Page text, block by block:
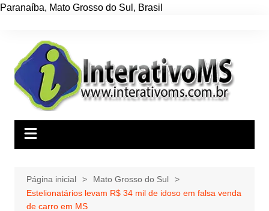
Paranaíba, Mato Grosso do Sul , Brasil
conteúdo
Página inicial
Mato Grosso do Sul
Estelionatários levam R$ 34 mil de idoso em falsa venda
de carro em MS